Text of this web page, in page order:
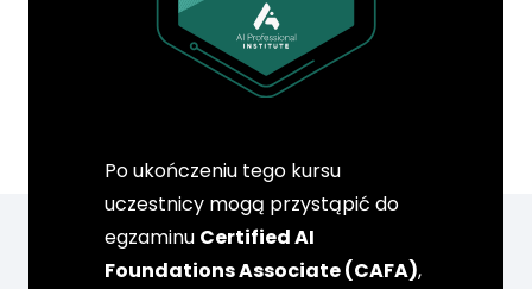
Po ukończeniu tego kursu
uczestnicy mogą przystąpić do
egzaminu Certified AI
Foundations Associate (CAFA),